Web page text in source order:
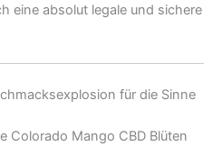
eine absolut legale und sichere
für die Sinne
Colorado Mango CBD Blüten